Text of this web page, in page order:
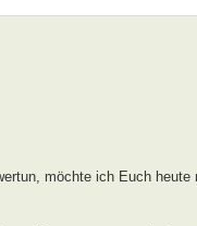
möchte ich Euch